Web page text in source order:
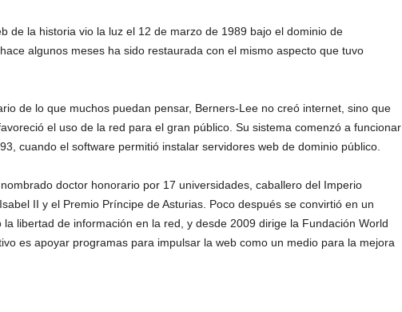
de la historia vio la luz el 12 de marzo de 1989 bajo el dominio de
algunos meses ha sido restaurada con el mismo aspecto que tuvo
de lo que muchos puedan pensar, Berners-Lee no creó internet, sino que
el uso de la red para el gran público. Su sistema comenzó a funcionar
cuando el software permitió instalar servidores web de dominio público.
doctor honorario por 17 universidades, caballero del Imperio
II y el Premio Príncipe de Asturias. Poco después se convirtió en un
la libertad de información en la red, y desde 2009 dirige la Fundación World
es apoyar programas para impulsar la web como un medio para la mejora